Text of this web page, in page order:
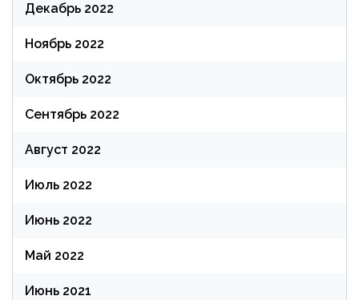
Декабрь 2022
Ноябрь 2022
Октябрь 2022
Сентябрь 2022
Август 2022
Июль 2022
Июнь 2022
Май 2022
Июнь 2021